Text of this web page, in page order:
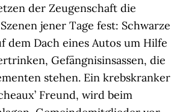
der Zeugenschaft die
jener Tage fest: Schwarze
dem Dach eines Autos um Hilfe
Gefängnisinsassen, die
stehen. Ein krebskranker
Freund, wird beim